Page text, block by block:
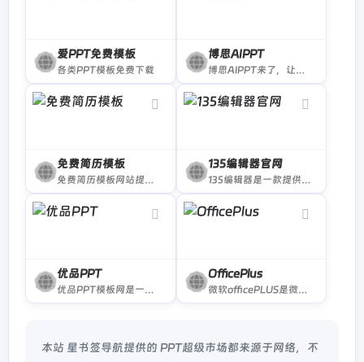
爱PPT免费模板
各类PPT模板免费下载
博思AIPPT
博思AIPPT来了，让繁琐的PPT GO吧，海量PPT模板任选，布局灵活切换，在线编辑PPT内容，零基础也能快速用ai制作PPT。
免费简历模板
免费简历模板网站提供2025年多种免费简历模板，Word、PDF、在线编辑格式下载，帮助求职者轻松制作专业简历。覆盖应届生、程序员、教师等职业。一键获取专业简历模板，提升求职竞争力！
135编辑器官网
135编辑器是一款提供微信公众号文章排版和内容编辑的在线工具，样式丰富，支持秒刷、收藏样式和颜色、图片素材编辑、图片水印、一键排版等功能，轻松编辑微信公众号图文。
优品PPT
优品PPT模板网是一家专注于分享高质量的免费PPT模板下载网站，包括图表、背景图片、素材、教程等各类PPT模板相关资源。致力于打造国内最大最权威的PPT下载一站式服务平台。
OfficePlus
微软officePLUS是微软官方在线ppt模板、插件网站，提供各类PPT模板、PPT模板免费下载、PPT素材、求职简历PPT、教学课件PPT、营销策划PPT、PPT模板页、PPT关系图、PPT图表
本站 星书签导航提供的 PPT超级市场都来源于网络，不